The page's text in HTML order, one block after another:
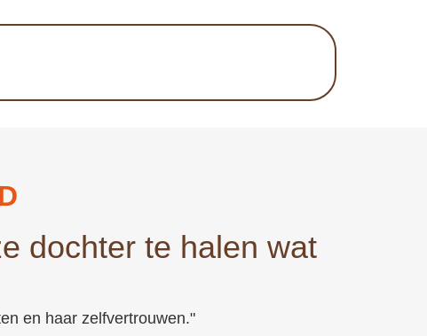
dochter te halen wat
en haar zelfvertrouwen."